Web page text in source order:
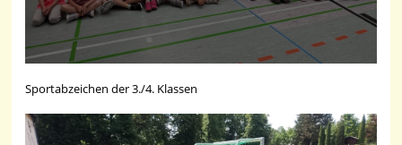
Sportabzeichen der 3./4. Klassen